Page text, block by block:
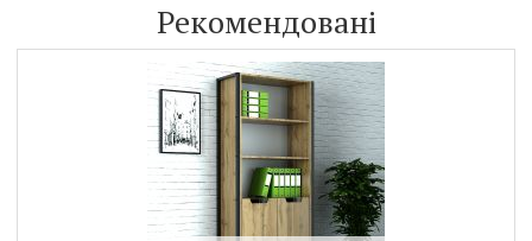
Рекомендовані